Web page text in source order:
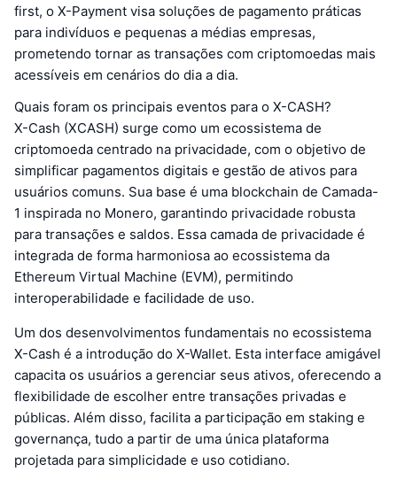
first, o X-Payment visa soluções de pagamento práticas
para indivíduos e pequenas a médias empresas,
prometendo tornar as transações com criptomoedas mais
acessíveis em cenários do dia a dia.
Quais foram os principais eventos para o X-CASH?
X-Cash (XCASH) surge como um ecossistema de
criptomoeda centrado na privacidade, com o objetivo de
simplificar pagamentos digitais e gestão de ativos para
usuários comuns. Sua base é uma blockchain de Camada-
1 inspirada no Monero, garantindo privacidade robusta
para transações e saldos. Essa camada de privacidade é
integrada de forma harmoniosa ao ecossistema da
Ethereum Virtual Machine (EVM), permitindo
interoperabilidade e facilidade de uso.
Um dos desenvolvimentos fundamentais no ecossistema
X-Cash é a introdução do X-Wallet. Esta interface amigável
capacita os usuários a gerenciar seus ativos, oferecendo a
flexibilidade de escolher entre transações privadas e
públicas. Além disso, facilita a participação em staking e
governança, tudo a partir de uma única plataforma
projetada para simplicidade e uso cotidiano.